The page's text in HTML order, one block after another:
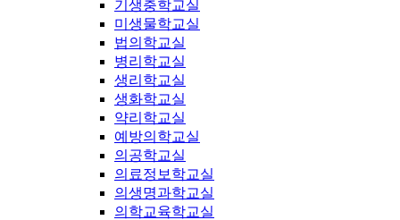
기생충학교실
미생물학교실
법의학교실
병리학교실
생리학교실
생화학교실
약리학교실
예방의학교실
의공학교실
의료정보학교실
의생명과학교실
의학교육학교실